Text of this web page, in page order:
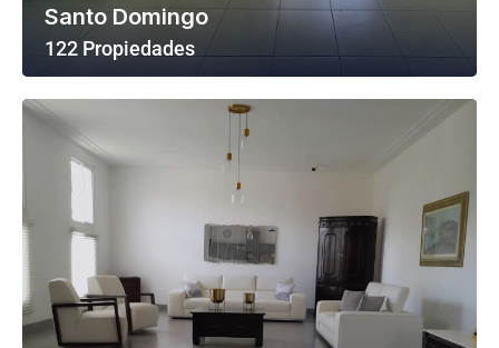
Santo Domingo
122 Propiedades
Ver Todas Las Propiedades